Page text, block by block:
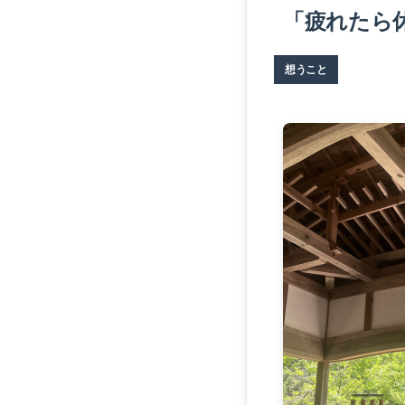
「疲れたら
想うこと